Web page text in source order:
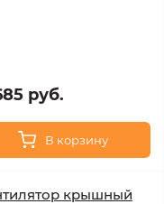
руб.
В корзину
крышный